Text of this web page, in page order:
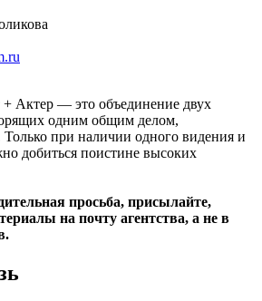
+ Актер — это объединение двух
одним общим делом,
при наличии одного видения и
добиться поистине высоких
просьба, присылайте,
на почту агентства, а не в